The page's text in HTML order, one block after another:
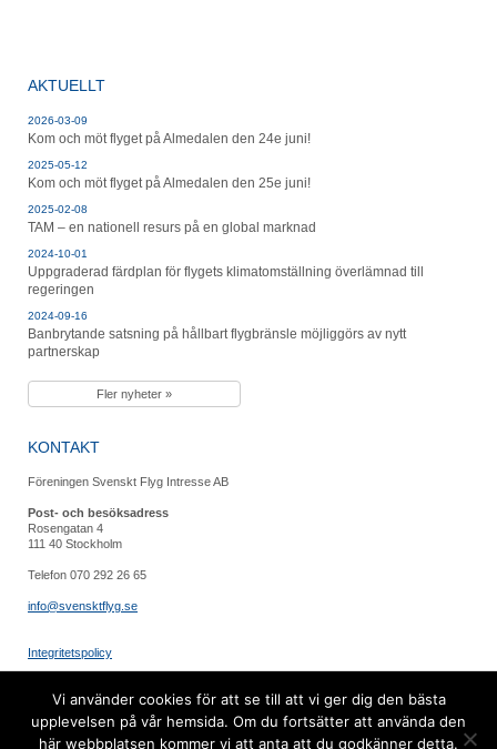
AKTUELLT
2026-03-09
Kom och möt flyget på Almedalen den 24e juni!
2025-05-12
Kom och möt flyget på Almedalen den 25e juni!
2025-02-08
TAM – en nationell resurs på en global marknad
2024-10-01
Uppgraderad färdplan för flygets klimatomställning överlämnad till
regeringen
2024-09-16
Banbrytande satsning på hållbart flygbränsle möjliggörs av nytt
partnerskap
Fler nyheter »
KONTAKT
Föreningen Svenskt Flyg Intresse AB
Post- och besöksadress
Rosengatan 4
111 40 Stockholm
Telefon 070 292 26 65
info@svensktflyg.se
Integritetspolicy
FÖLJ OSS
Vi använder cookies för att se till att vi ger dig den bästa
upplevelsen på vår hemsida. Om du fortsätter att använda den
här webbplatsen kommer vi att anta att du godkänner detta.